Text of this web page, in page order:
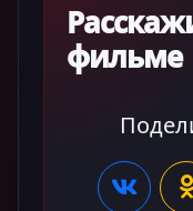
фильме